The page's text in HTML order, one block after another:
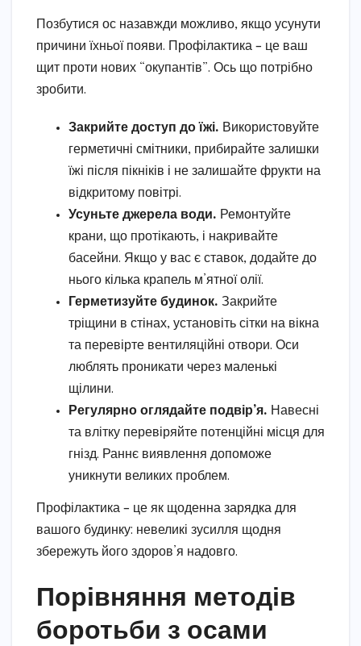
Позбутися ос назавжди можливо, якщо усунути
причини їхньої появи. Профілактика – це ваш
щит проти нових “окупантів”. Ось що потрібно
зробити.
Закрийте доступ до їжі. Використовуйте
герметичні смітники, прибирайте залишки
їжі після пікніків і не залишайте фрукти на
відкритому повітрі.
Усуньте джерела води. Ремонтуйте
крани, що протікають, і накривайте
басейни. Якщо у вас є ставок, додайте до
нього кілька крапель м’ятної олії.
Герметизуйте будинок. Закрийте
тріщини в стінах, установіть сітки на вікна
та перевірте вентиляційні отвори. Оси
люблять проникати через маленькі
щілини.
Регулярно оглядайте подвір’я. Навесні
та влітку перевіряйте потенційні місця для
гнізд. Раннє виявлення допоможе
уникнути великих проблем.
Профілактика – це як щоденна зарядка для
вашого будинку: невеликі зусилля щодня
збережуть його здоров’я надовго.
Порівняння методів
боротьби з осами